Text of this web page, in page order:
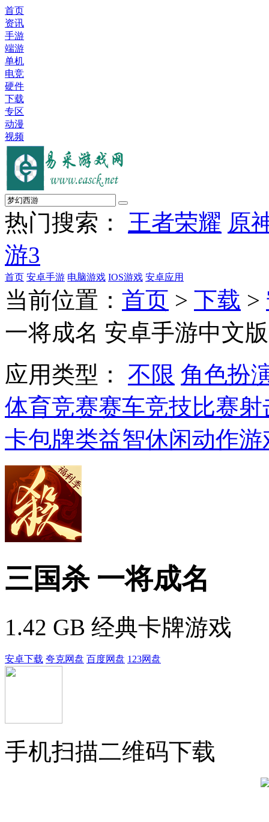
首页
资讯
手游
端游
单机
电竞
硬件
下载
专区
动漫
视频
热门搜索： 王者荣耀 原
游3
首页 安卓手游 电脑游戏 IOS游戏 安卓应用
当前位置： 首页 > 下载 >
一将成名 安卓手游中文版
应用类型：
不限 角色扮
体育竞赛赛车竞技比赛射
卡包牌类益智休闲动作游
三国杀 一将成名
1.42 GB 经典卡牌游戏
安卓下载 夸克网盘 百度网盘 123网盘
手机扫描二维码下载